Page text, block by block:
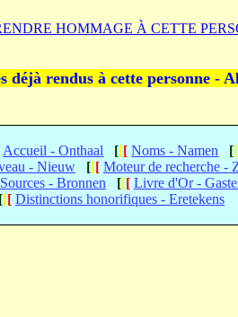
HOMMAGE À CETTE
déjà rendus à cette personne -
Accueil - Onthaal [[[ Noms - Namen [[
- Nieuw [[[ Moteur de recherche -
Sources - Bronnen [[[ Livre d'Or -
[[[ Distinctions honorifiques - Eretekens